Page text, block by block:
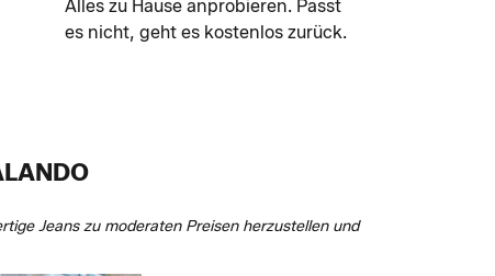
Alles zu Hause anprobieren. Passt
es nicht, geht es kostenlos zurück.
Jeans zu moderaten Preisen herzustellen und